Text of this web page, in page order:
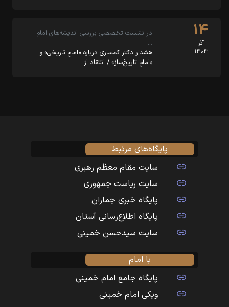
۱۴
آذر
۱۴۰۴
در نشست تخصصی بررسی اندیشه‌های امام
…
هشدار دکتر کمساری درباره «امامِ تاریخی» و
«امامِ تاریخ‌ساز» / انتقاد از …
پایگاه‌های مرتبط
سایت مقام معظم رهبری
سایت ریاست جمهوری
پایگاه خبری جماران
پایگاه اطلاع‌رسانی آستان
سایت سیدحسن خمینی
با امام
پایگاه جامع امام خمینی
ویکی امام خمینی